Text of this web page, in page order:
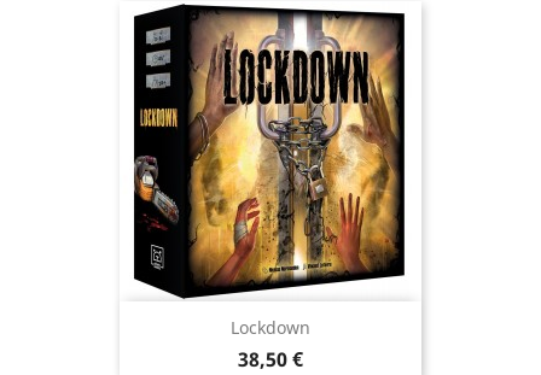
Lockdown
Prix
38,50 €